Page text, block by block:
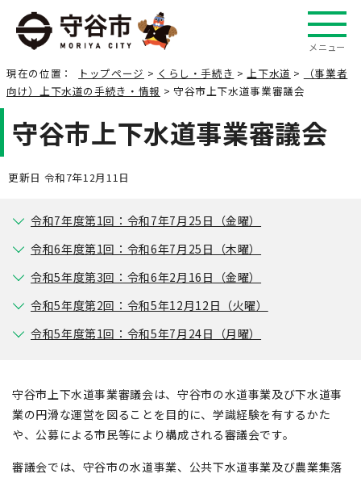
メニュー
現在の位置： トップページ > くらし・手続き >上下水道 >
（事業者
向け）上下水道の手続き・情報 > 守谷市上下水道事業審議会
守谷市上下水道事業審議会
更新日 令和7年12月11日
令和7年度第1回：令和7年7月25日（金曜）
令和6年度第1回：令和6年7月25日（木曜）
令和5年度第3回：令和6年2月16日（金曜）
令和5年度第2回：令和5年12月12日（火曜）
令和5年度第1回：令和5年7月24日（月曜）
守谷市上下水道事業審議会は、守谷市の水道事業及び下水道事
業の円滑な運営を図ることを目的に、学識経験を有するかた
や、公募による市民等により構成される審議会です。
審議会では、守谷市の水道事業、公共下水道事業及び農業集落